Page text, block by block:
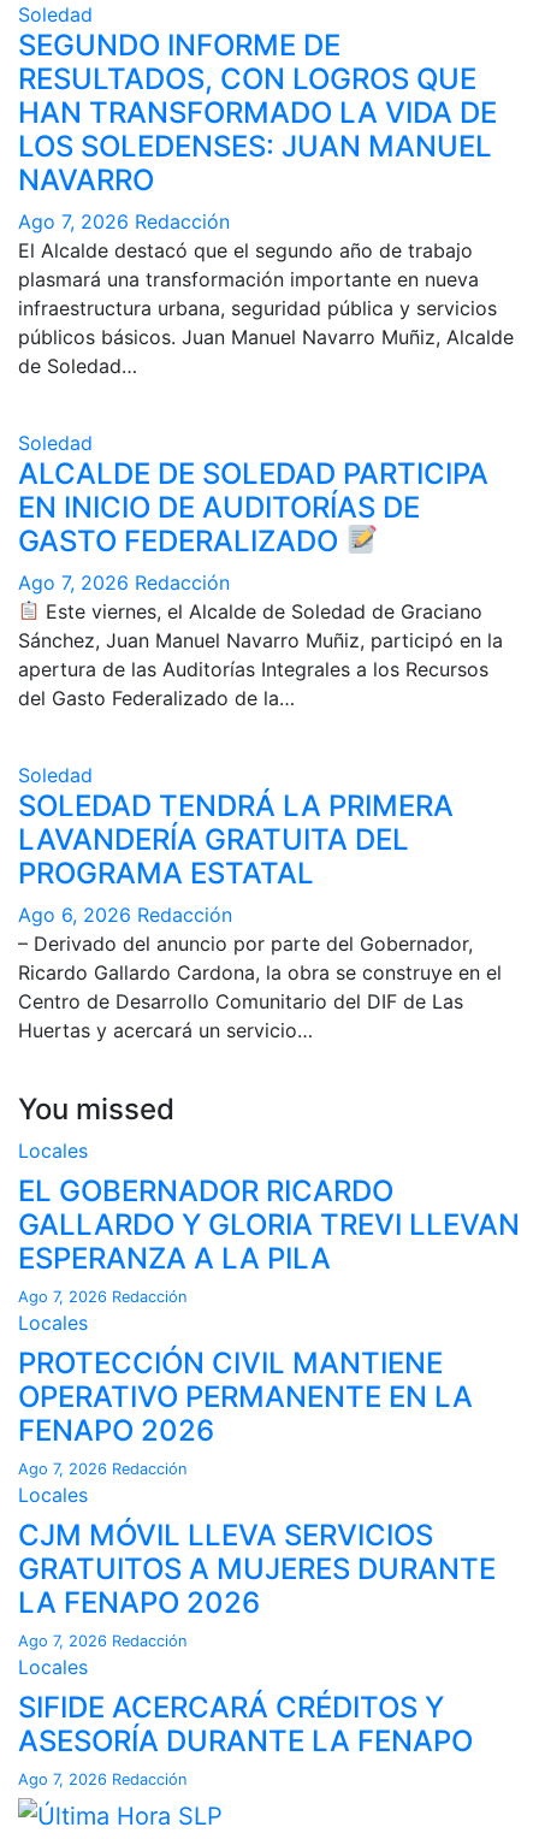
Soledad
SEGUNDO INFORME DE
RESULTADOS, CON LOGROS QUE
HAN TRANSFORMADO LA VIDA DE
LOS SOLEDENSES: JUAN MANUEL
NAVARRO
Ago 7, 2026 Redacción
El Alcalde destacó que el segundo año de trabajo
plasmará una transformación importante en nueva
infraestructura urbana, seguridad pública y servicios
públicos básicos. Juan Manuel Navarro Muñiz, Alcalde
de Soledad…
Soledad
ALCALDE DE SOLEDAD PARTICIPA
EN INICIO DE AUDITORÍAS DE
GASTO FEDERALIZADO
Ago 7, 2026 Redacción
Este viernes, el Alcalde de Soledad de Graciano
Sánchez, Juan Manuel Navarro Muñiz, participó en la
apertura de las Auditorías Integrales a los Recursos
del Gasto Federalizado de la…
Soledad
SOLEDAD TENDRÁ LA PRIMERA
LAVANDERÍA GRATUITA DEL
PROGRAMA ESTATAL
Ago 6, 2026 Redacción
– Derivado del anuncio por parte del Gobernador,
Ricardo Gallardo Cardona, la obra se construye en el
Centro de Desarrollo Comunitario del DIF de Las
Huertas y acercará un servicio…
You missed
Locales
EL GOBERNADOR RICARDO
GALLARDO Y GLORIA TREVI LLEVAN
ESPERANZA A LA PILA
Ago 7, 2026 Redacción
Locales
PROTECCIÓN CIVIL MANTIENE
OPERATIVO PERMANENTE EN LA
FENAPO 2026
Ago 7, 2026 Redacción
Locales
CJM MÓVIL LLEVA SERVICIOS
GRATUITOS A MUJERES DURANTE
LA FENAPO 2026
Ago 7, 2026 Redacción
Locales
SIFIDE ACERCARÁ CRÉDITOS Y
ASESORÍA DURANTE LA FENAPO
Ago 7, 2026 Redacción